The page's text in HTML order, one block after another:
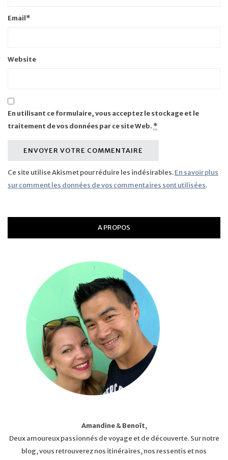
Email*
Website
En utilisant ce formulaire, vous acceptez le stockage et le
traitement de vos données par ce site Web. *
Ce site utilise Akismet pour réduire les indésirables.En savoir plus
sur comment les données de vos commentaires sont utilisées.
A PROPOS
Amandine&Benoît,
Deux amoureux passionnés de voyage et de découverte. Sur notre
blog, vous retrouverez nos itinéraires, nos ressentis et nos